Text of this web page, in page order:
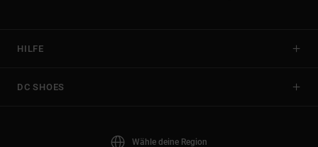
HILFE
DC SHOES
Wähle deine Region